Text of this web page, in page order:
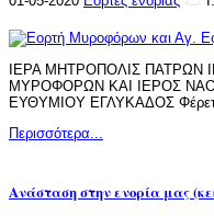
ΙΕΡΑ ΜΗΤΡΟΠΟΛΙΣ ΠΑΤΡΩΝ
ΜΥΡΟΦΟΡΩΝ ΚΑΙ ΙΕΡΟΣ
ΕΥΘΥΜΙΟΥ ΕΓΛΥΚΑΔΟΣ
Περισσότερα...
Ανάσταση στην ενορία μας